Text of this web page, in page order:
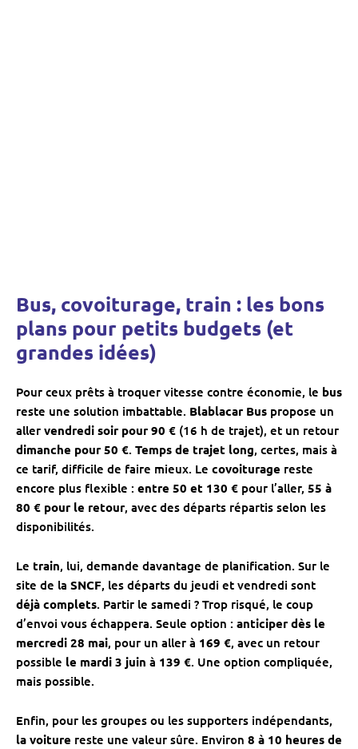
Bus, covoiturage, train : les bons
plans pour petits budgets (et
grandes idées)
Pour ceux prêts à troquer vitesse contre économie, le bus
reste une solution imbattable. Blablacar Bus propose un
aller vendredi soir pour 90 € (16 h de trajet), et un retour
dimanche pour 50 €. Temps de trajet long, certes, mais à
ce tarif, difficile de faire mieux. Le covoiturage reste
encore plus flexible : entre 50 et 130 € pour l’aller, 55 à
80 € pour le retour, avec des départs répartis selon les
disponibilités.
Le train, lui, demande davantage de planification. Sur le
site de la SNCF, les départs du jeudi et vendredi sont
déjà complets. Partir le samedi ? Trop risqué, le coup
d’envoi vous échappera. Seule option : anticiper dès le
mercredi 28 mai, pour un aller à 169 €, avec un retour
possible le mardi 3 juin à 139 €. Une option compliquée,
mais possible.
Enfin, pour les groupes ou les supporters indépendants,
la voiture reste une valeur sûre. Environ 8 à 10 heures de